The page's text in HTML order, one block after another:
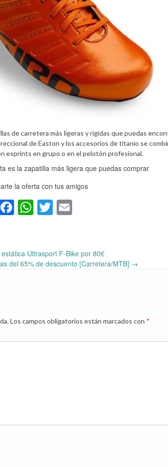
de carretera más ligeras y rígidas que puedas
de Easton y los accesorios de titanio se
esprints en grupo o en el pelotón profesional.
es la zapatilla más ligera que puedas comprar
la oferta con tus amigos
Facebook
WhatsApp
Twitter
Email
estática Ultrasport F-Bike por 80€
del 65% de descuento [Carretera/MTB] →
Los campos obligatorios están marcados con *